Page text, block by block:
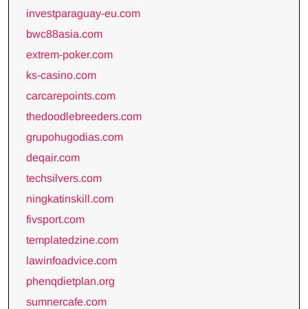
investparaguay-eu.com
bwc88asia.com
extrem-poker.com
ks-casino.com
carcarepoints.com
thedoodlebreeders.com
grupohugodias.com
deqair.com
techsilvers.com
ningkatinskill.com
fivsport.com
templatedzine.com
lawinfoadvice.com
phenqdietplan.org
sumnercafe.com